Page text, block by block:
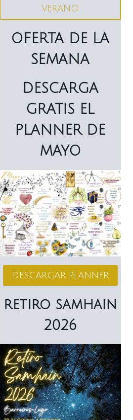
VERANO
OFERTA DE LA
SEMANA
DESCARGA
GRATIS EL
PLANNER DE
MAYO
DESCARGAR PLANNER
retiro samhain
2026